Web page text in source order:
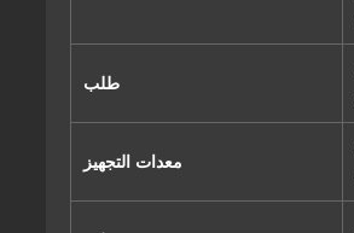
طلب
معدات التجهيز